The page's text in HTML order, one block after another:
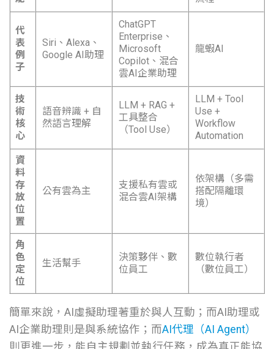
代
表
例
子
Siri、Alexa、
Google AI助理
ChatGPT
Enterprise、
Microsoft
Copilot、混合
雲AI企業助理
龍蝦AI
技
術
核
心
語音辨識 + 自
然語言理解
LLM + RAG +
工具整合
（Tool Use）
LLM + Tool
Use +
Workflow
Automation
資
料
存
放
位
置
公有雲為主
支援私有雲或
混合雲AI架構
依架構（多需
搭配隔離環
境）
角
色
定
位
生活幫手
決策夥伴、數
位員工
數位執行者
（數位員工）
簡單來說，AI虛擬助理著重於與人互動；而AI助理或
AI企業助理則是與系統協作；而AI代理（AI Agent）